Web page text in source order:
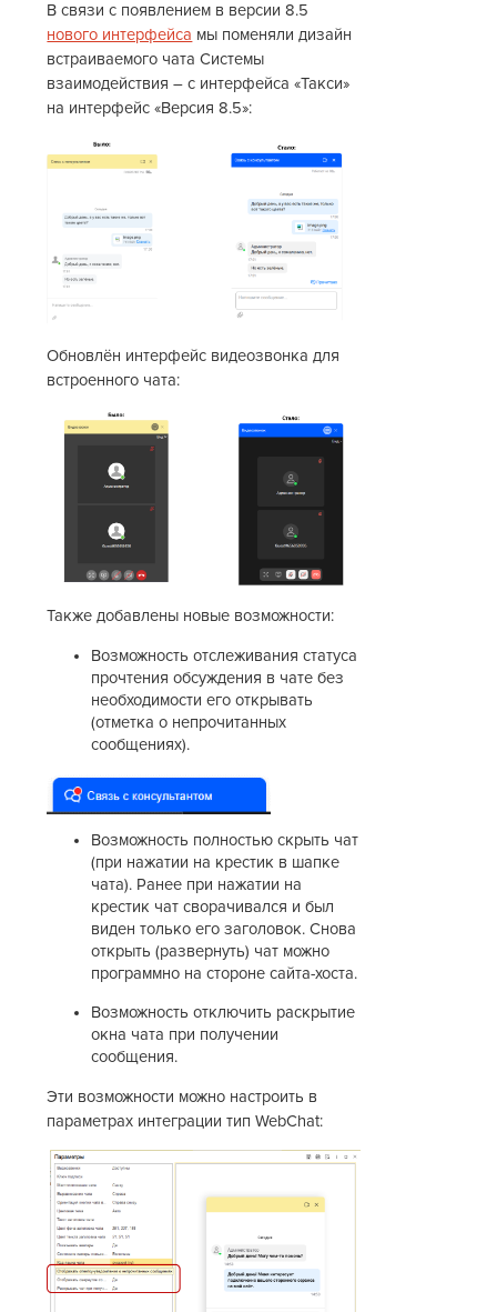
В связи с появлением в версии 8.5
нового интерфейса мы поменяли дизайн
встраиваемого чата Системы
взаимодействия – с интерфейса «Такси»
на интерфейс «Версия 8.5»:
Обновлён интерфейс видеозвонка для
встроенного чата:
Также добавлены новые возможности:
Возможность отслеживания статуса
прочтения обсуждения в чате без
необходимости его открывать
(отметка о непрочитанных
сообщениях).
Возможность полностью скрыть чат
(при нажатии на крестик в шапке
чата). Ранее при нажатии на
крестик чат сворачивался и был
виден только его заголовок. Снова
открыть (развернуть) чат можно
программно на стороне сайта-хоста.
Возможность отключить раскрытие
окна чата при получении
сообщения.
Эти возможности можно настроить в
параметрах интеграции тип WebChat: